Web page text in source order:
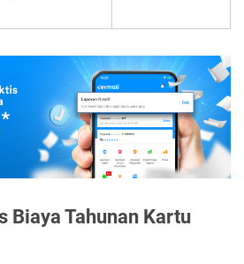
Biaya Tahunan Kartu